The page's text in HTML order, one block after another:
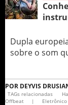
Dupla
sobre o som
POR DEYVIS
TAGs relacionadas
Offbeat
| Eletrônico